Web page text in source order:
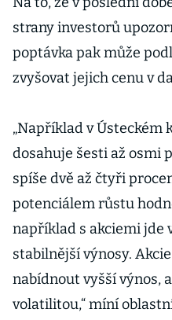
strany investorů
poptávka pak může
zvyšovat jejich cenu v
„Například v Ústeckém
dosahuje šesti až osmi
spíše dvě až čtyři
potenciálem růstu
například s akciemi jde
stabilnější výnosy.
nabídnout vyšší výnos,
volatilitou,“ míní